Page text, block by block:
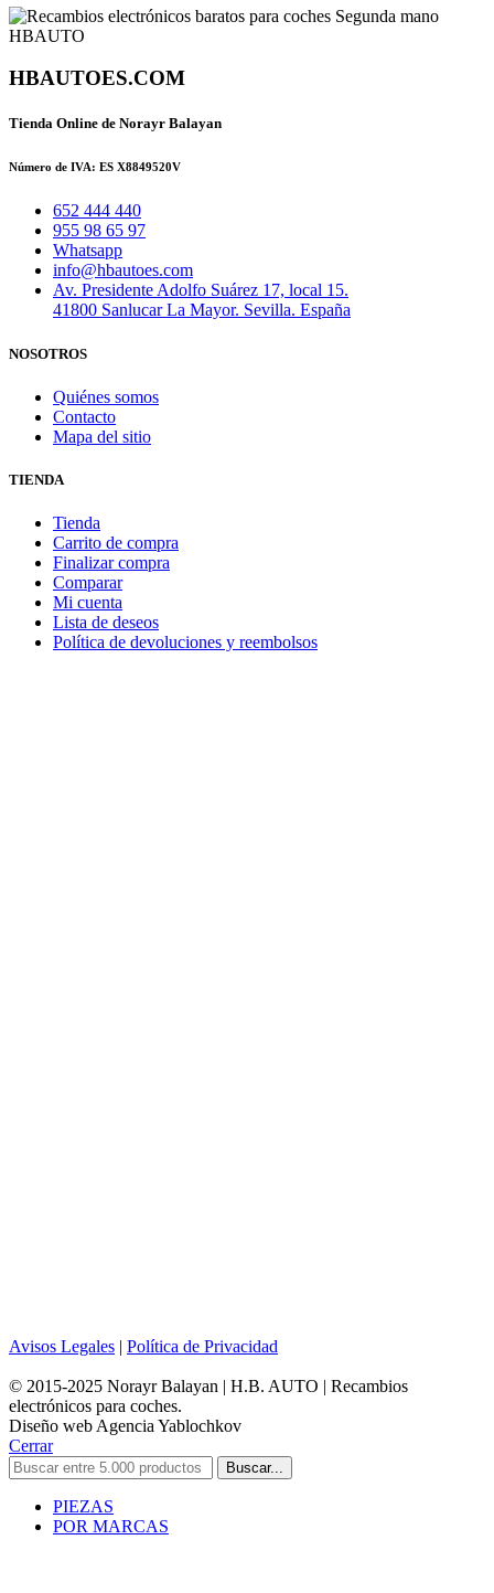
HBAUTOES.COM
Tienda Online de Norayr Balayan
Número de IVA: ES X8849520V
652 444 440
955 98 65 97
Whatsapp
info@hbautoes.com
Av. Presidente Adolfo Suárez 17, local 15.
41800 Sanlucar La Mayor. Sevilla. España
NOSOTROS
Quiénes somos
Contacto
Mapa del sitio
TIENDA
Tienda
Carrito de compra
Finalizar compra
Comparar
Mi cuenta
Lista de deseos
Política de devoluciones y reembolsos
Avisos Legales | Política de Privacidad
© 2015-2025 Norayr Balayan | H.B. AUTO | Recambios
electrónicos para coches.
Diseño web Agencia Yablochkov
Cerrar
Buscar...
PIEZAS
POR MARCAS